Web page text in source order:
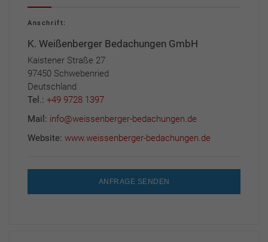
Anschrift:
K. Weißenberger Bedachungen GmbH
Kaistener Straße 27
97450 Schwebenried
Deutschland
Tel.: +49 9728 1397
Mail: info@weissenberger-bedachungen.de
Website: www.weissenberger-bedachungen.de
ANFRAGE SENDEN